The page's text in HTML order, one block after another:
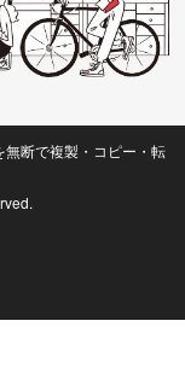
断で複製・コピー・転